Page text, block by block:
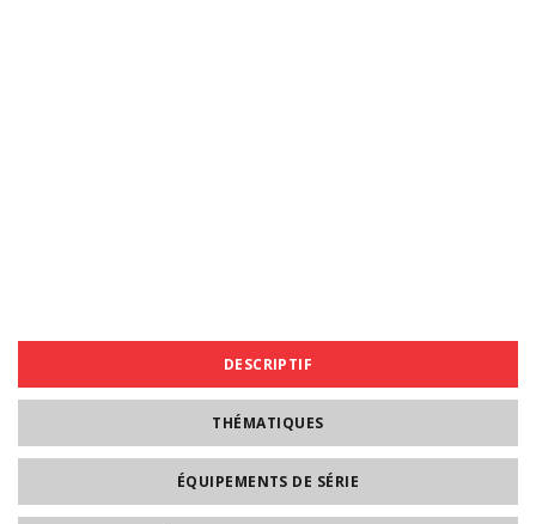
DESCRIPTIF
THÉMATIQUES
ÉQUIPEMENTS DE SÉRIE